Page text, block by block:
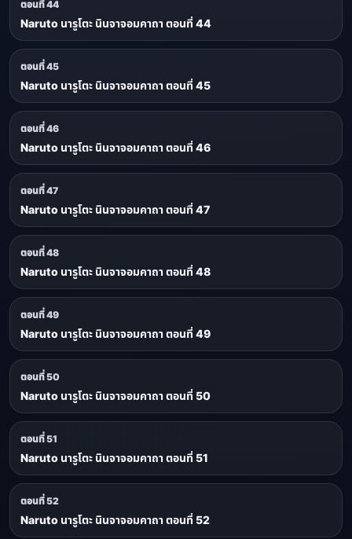
ตอนที่ 44
Naruto นารูโตะ นินจาจอมคาถา ตอนที่ 44
ตอนที่ 45
Naruto นารูโตะ นินจาจอมคาถา ตอนที่ 45
ตอนที่ 46
Naruto นารูโตะ นินจาจอมคาถา ตอนที่ 46
ตอนที่ 47
Naruto นารูโตะ นินจาจอมคาถา ตอนที่ 47
ตอนที่ 48
Naruto นารูโตะ นินจาจอมคาถา ตอนที่ 48
ตอนที่ 49
Naruto นารูโตะ นินจาจอมคาถา ตอนที่ 49
ตอนที่ 50
Naruto นารูโตะ นินจาจอมคาถา ตอนที่ 50
ตอนที่ 51
Naruto นารูโตะ นินจาจอมคาถา ตอนที่ 51
ตอนที่ 52
Naruto นารูโตะ นินจาจอมคาถา ตอนที่ 52